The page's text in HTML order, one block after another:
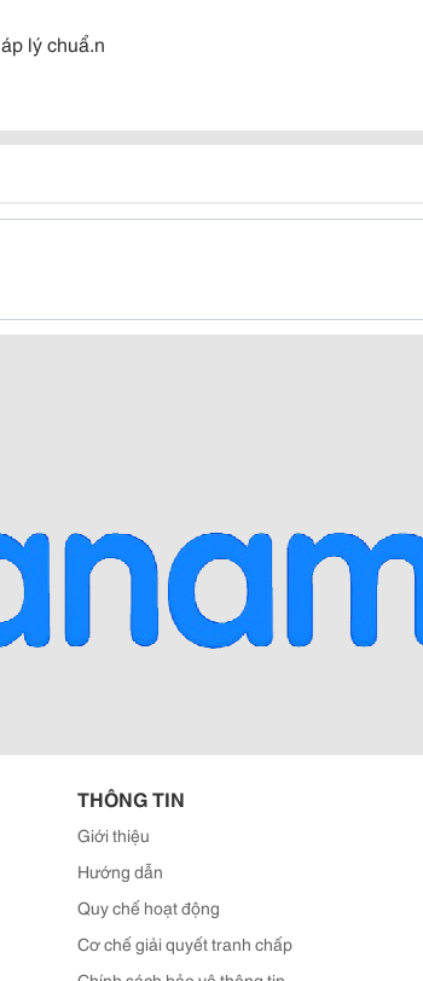
lý chuẩ.n
THÔNG TIN
Giới thiệu
Hướng dẫn
Quy chế hoạt động
Cơ chế giải quyết tranh chấp